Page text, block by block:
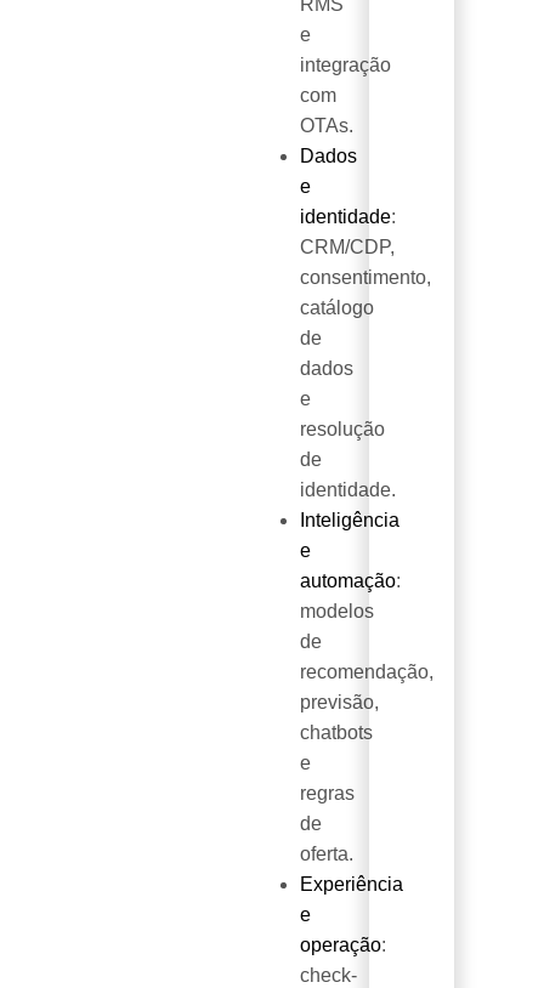
RMS
e
integração
com
OTAs.
Dados
e
identidade:
CRM/CDP,
consentimento,
catálogo
de
dados
e
resolução
de
identidade.
Inteligência
e
automação:
modelos
de
recomendação,
previsão,
chatbots
e
regras
de
oferta.
Experiência
e
operação:
check-